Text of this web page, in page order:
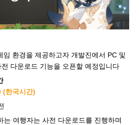
임 환경을 제공하고자 개발진에서 PC 및
다운로드 기능을 오픈할 예정입니다
(한국시간)
는 여행자는 사전 다운로드를 진행하며